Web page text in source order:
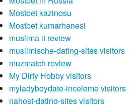
Mostbet kazinosu
Mostbet kumarhanesi
muslima it review
muslimische-dating-sites visitors
muzmatch review
My Dirty Hobby visitors
myladyboydate-inceleme visitors
nahost-dating-sites visitors